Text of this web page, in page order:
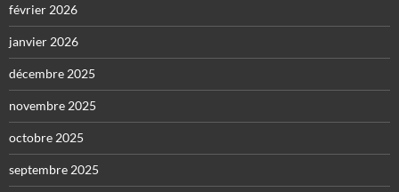
février 2026
janvier 2026
décembre 2025
novembre 2025
octobre 2025
septembre 2025